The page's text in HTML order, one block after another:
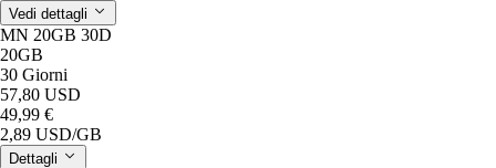
Vedi dettagli
MN 20GB 30D
20GB
30 Giorni
57,80 USD
49,99 €
2,89 USD/GB
Dettagli